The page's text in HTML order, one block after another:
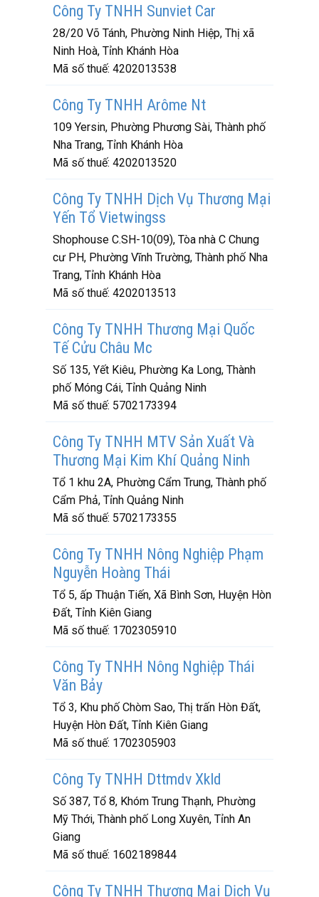
Công Ty TNHH Sunviet Car
28/20 Võ Tánh, Phường Ninh Hiệp, Thị xã
Ninh Hoà, Tỉnh Khánh Hòa
Mã số thuế: 4202013538
Công Ty TNHH Arôme Nt
109 Yersin, Phường Phương Sài, Thành phố
Nha Trang, Tỉnh Khánh Hòa
Mã số thuế: 4202013520
Công Ty TNHH Dịch Vụ Thương Mại
Yến Tổ Vietwingss
Shophouse C.SH-10(09), Tòa nhà C Chung
cư PH, Phường Vĩnh Trường, Thành phố Nha
Trang, Tỉnh Khánh Hòa
Mã số thuế: 4202013513
Công Ty TNHH Thương Mại Quốc
Tế Cửu Châu Mc
Số 135, Yết Kiêu, Phường Ka Long, Thành
phố Móng Cái, Tỉnh Quảng Ninh
Mã số thuế: 5702173394
Công Ty TNHH MTV Sản Xuất Và
Thương Mại Kim Khí Quảng Ninh
Tổ 1 khu 2A, Phường Cẩm Trung, Thành phố
Cẩm Phả, Tỉnh Quảng Ninh
Mã số thuế: 5702173355
Công Ty TNHH Nông Nghiệp Phạm
Nguyễn Hoàng Thái
Tổ 5, ấp Thuận Tiến, Xã Bình Sơn, Huyện Hòn
Đất, Tỉnh Kiên Giang
Mã số thuế: 1702305910
Công Ty TNHH Nông Nghiệp Thái
Văn Bảy
Tổ 3, Khu phố Chòm Sao, Thị trấn Hòn Đất,
Huyện Hòn Đất, Tỉnh Kiên Giang
Mã số thuế: 1702305903
Công Ty TNHH Dttmdv Xkld
Số 387, Tổ 8, Khóm Trung Thạnh, Phường
Mỹ Thới, Thành phố Long Xuyên, Tỉnh An
Giang
Mã số thuế: 1602189844
Công Ty TNHH Thương Mại Dịch Vụ